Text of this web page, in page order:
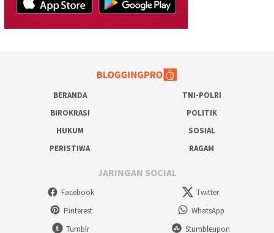
BERANDA
TNI-POLRI
BIROKRASI
POLITIK
HUKUM
SOSIAL
PERISTIWA
RAGAM
JARINGAN SOCIAL
Facebook
Twitter
Pinterest
WhatsApp
Tumblr
Stumbleupon